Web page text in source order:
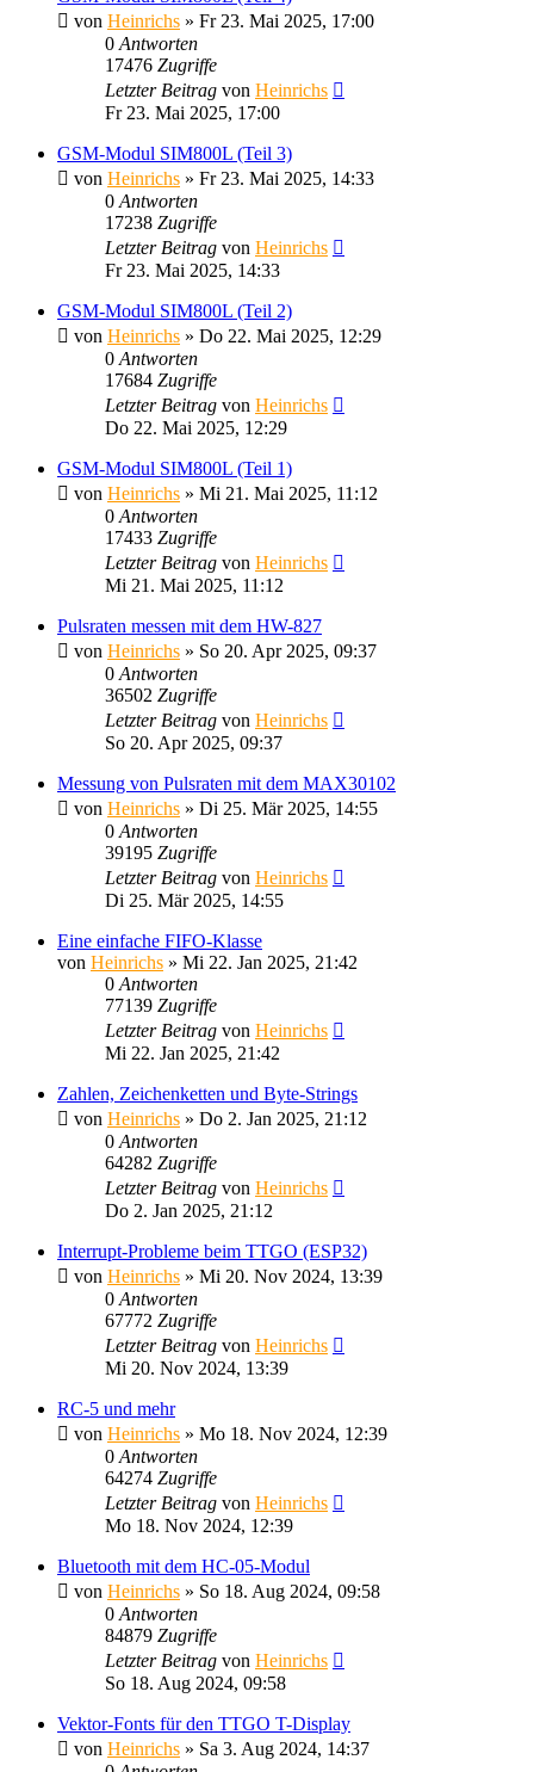
von Heinrichs » Fr 23. Mai 2025, 17:00
0 Antworten
17476 Zugriffe
Letzter Beitrag von Heinrichs
Fr 23. Mai 2025, 17:00
GSM-Modul SIM800L (Teil 3)
von Heinrichs » Fr 23. Mai 2025, 14:33
0 Antworten
17238 Zugriffe
Letzter Beitrag von Heinrichs
Fr 23. Mai 2025, 14:33
GSM-Modul SIM800L (Teil 2)
von Heinrichs » Do 22. Mai 2025, 12:29
0 Antworten
17684 Zugriffe
Letzter Beitrag von Heinrichs
Do 22. Mai 2025, 12:29
GSM-Modul SIM800L (Teil 1)
von Heinrichs » Mi 21. Mai 2025, 11:12
0 Antworten
17433 Zugriffe
Letzter Beitrag von Heinrichs
Mi 21. Mai 2025, 11:12
Pulsraten messen mit dem HW-827
von Heinrichs » So 20. Apr 2025, 09:37
0 Antworten
36502 Zugriffe
Letzter Beitrag von Heinrichs
So 20. Apr 2025, 09:37
Messung von Pulsraten mit dem MAX30102
von Heinrichs » Di 25. Mär 2025, 14:55
0 Antworten
39195 Zugriffe
Letzter Beitrag von Heinrichs
Di 25. Mär 2025, 14:55
Eine einfache FIFO-Klasse
von Heinrichs » Mi 22. Jan 2025, 21:42
0 Antworten
77139 Zugriffe
Letzter Beitrag von Heinrichs
Mi 22. Jan 2025, 21:42
Zahlen, Zeichenketten und Byte-Strings
von Heinrichs » Do 2. Jan 2025, 21:12
0 Antworten
64282 Zugriffe
Letzter Beitrag von Heinrichs
Do 2. Jan 2025, 21:12
Interrupt-Probleme beim TTGO (ESP32)
von Heinrichs » Mi 20. Nov 2024, 13:39
0 Antworten
67772 Zugriffe
Letzter Beitrag von Heinrichs
Mi 20. Nov 2024, 13:39
RC-5 und mehr
von Heinrichs » Mo 18. Nov 2024, 12:39
0 Antworten
64274 Zugriffe
Letzter Beitrag von Heinrichs
Mo 18. Nov 2024, 12:39
Bluetooth mit dem HC-05-Modul
von Heinrichs » So 18. Aug 2024, 09:58
0 Antworten
84879 Zugriffe
Letzter Beitrag von Heinrichs
So 18. Aug 2024, 09:58
Vektor-Fonts für den TTGO T-Display
von Heinrichs » Sa 3. Aug 2024, 14:37